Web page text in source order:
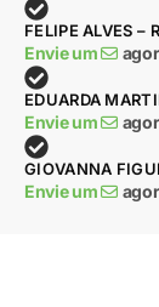
FELIPE ALVES –
Envie um
EDUARDA
Envie um
GIOVANNA
Envie um